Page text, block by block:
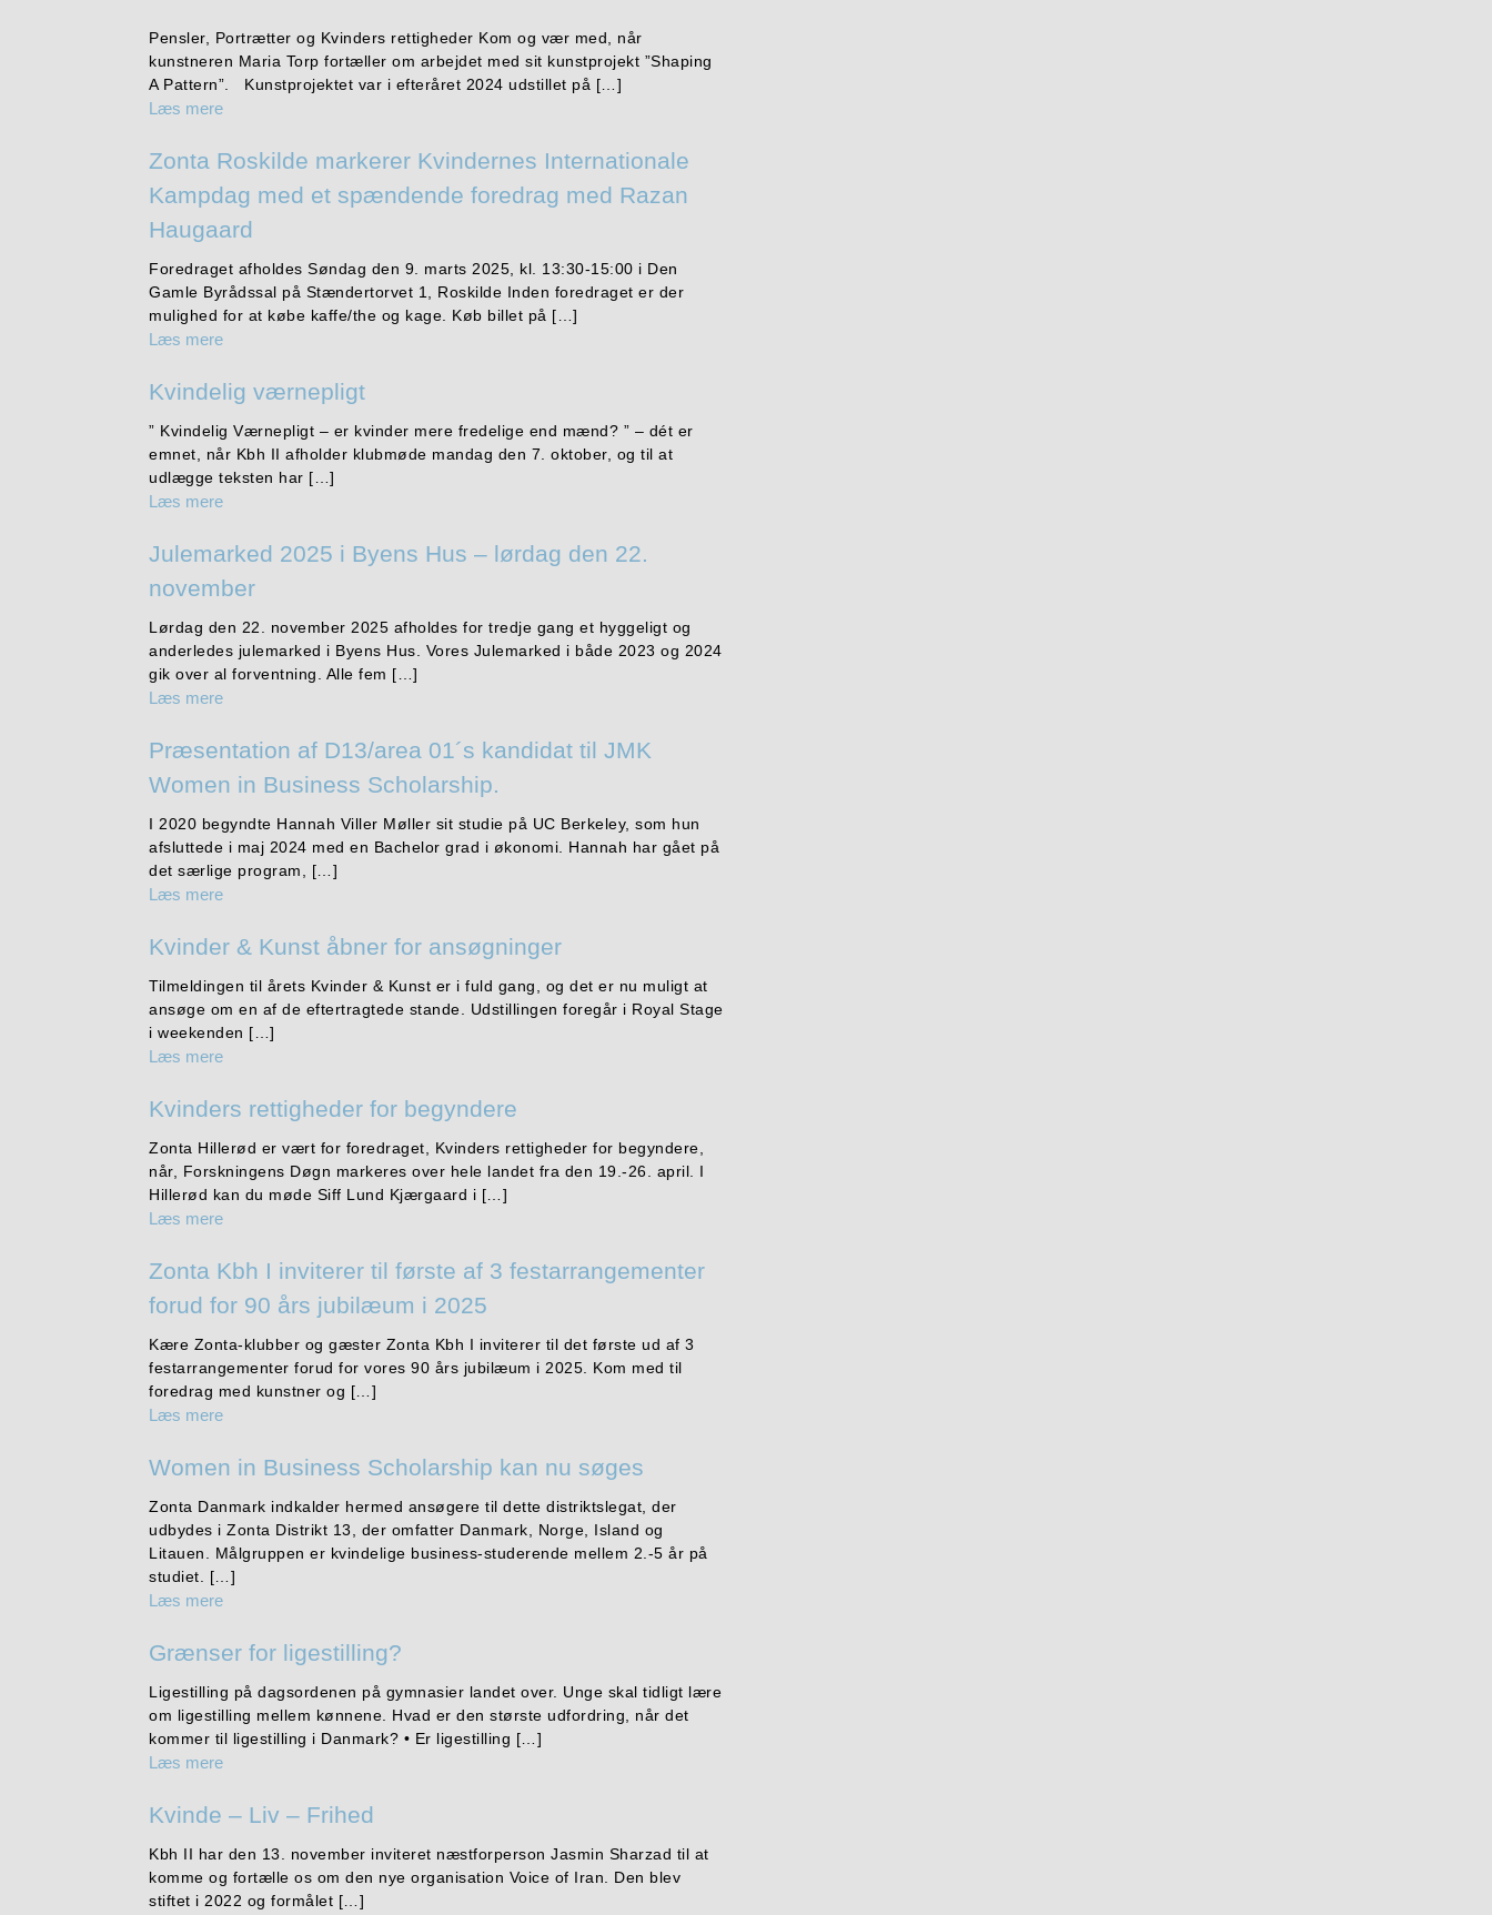
Pensler, Portrætter og Kvinders rettigheder Kom og vær med, når
kunstneren Maria Torp fortæller om arbejdet med sit kunstprojekt ”Shaping
A Pattern”. Kunstprojektet var i efteråret 2024 udstillet på […]
Læs mere
Zonta Roskilde markerer Kvindernes Internationale
Kampdag med et spændende foredrag med Razan
Haugaard
Foredraget afholdes Søndag den 9. marts 2025, kl. 13:30-15:00 i Den
Gamle Byrådssal på Stændertorvet 1, Roskilde Inden foredraget er der
mulighed for at købe kaffe/the og kage. Køb billet på […]
Læs mere
Kvindelig værnepligt
” Kvindelig Værnepligt – er kvinder mere fredelige end mænd? ” – dét er
emnet, når Kbh II afholder klubmøde mandag den 7. oktober, og til at
udlægge teksten har […]
Læs mere
Julemarked 2025 i Byens Hus – lørdag den 22.
november
Lørdag den 22. november 2025 afholdes for tredje gang et hyggeligt og
anderledes julemarked i Byens Hus. Vores Julemarked i både 2023 og 2024
gik over al forventning. Alle fem […]
Læs mere
Præsentation af D13/area 01´s kandidat til JMK
Women in Business Scholarship.
I 2020 begyndte Hannah Viller Møller sit studie på UC Berkeley, som hun
afsluttede i maj 2024 med en Bachelor grad i økonomi. Hannah har gået på
det særlige program, […]
Læs mere
Kvinder & Kunst åbner for ansøgninger
Tilmeldingen til årets Kvinder & Kunst er i fuld gang, og det er nu muligt at
ansøge om en af de eftertragtede stande. Udstillingen foregår i Royal Stage
i weekenden […]
Læs mere
Kvinders rettigheder for begyndere
Zonta Hillerød er vært for foredraget, Kvinders rettigheder for begyndere,
når, Forskningens Døgn markeres over hele landet fra den 19.-26. april. I
Hillerød kan du møde Siff Lund Kjærgaard i […]
Læs mere
Zonta Kbh I inviterer til første af 3 festarrangementer
forud for 90 års jubilæum i 2025
Kære Zonta-klubber og gæster Zonta Kbh I inviterer til det første ud af 3
festarrangementer forud for vores 90 års jubilæum i 2025. Kom med til
foredrag med kunstner og […]
Læs mere
Women in Business Scholarship kan nu søges
Zonta Danmark indkalder hermed ansøgere til dette distriktslegat, der
udbydes i Zonta Distrikt 13, der omfatter Danmark, Norge, Island og
Litauen. Målgruppen er kvindelige business-studerende mellem 2.-5 år på
studiet. […]
Læs mere
Grænser for ligestilling?
Ligestilling på dagsordenen på gymnasier landet over. Unge skal tidligt lære
om ligestilling mellem kønnene. Hvad er den største udfordring, når det
kommer til ligestilling i Danmark? • Er ligestilling […]
Læs mere
Kvinde – Liv – Frihed
Kbh II har den 13. november inviteret næstforperson Jasmin Sharzad til at
komme og fortælle os om den nye organisation Voice of Iran. Den blev
stiftet i 2022 og formålet […]